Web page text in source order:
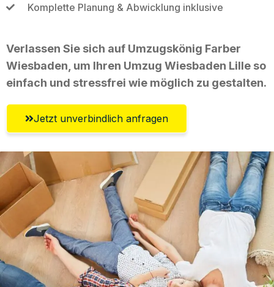
Komplette Planung & Abwicklung inklusive
Verlassen Sie sich auf Umzugskönig Farber
Wiesbaden, um Ihren Umzug Wiesbaden Lille so
einfach und stressfrei wie möglich zu gestalten.
Jetzt unverbindlich anfragen